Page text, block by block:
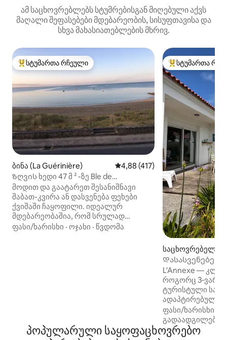
ამ საცხოვრებლებს სტუმრებისგან მიღებული აქვს
მაღალი შეფასებები მდებარეობის, სისუფთავისა და
სხვა მახასიათებლების მხრივ.
სტუმართა რჩეული მოწინავე ვარიანტი
სტუმართა რჩეული
ბინა (La Guérinière) საშუალო შეფასებაა 5‑დან
4,88 (417)
Ზღვის ხედი 47 მ ² -ზე Βle de
Noirmoutier-ზე
მოდით და გაატარეთ შესანიშნავი
შაბათ-კვირა ან დასვენება ფეხები
ქვიშაში ჩაყოფილი. იდეალურ
მდებარეობაშია, რომ სრულად
ისიამოვნოთ ზღვით ნებისმიერ დროს,
სავალზე და ველოსიპედების
ფასი/ხარისხი · ოჯახი · წვდომა
სტუმართა
სტუმართა
საცხოვრებელი
Île de Noirmoutier
L'Annexe —
როგორც
ტურისტული
ადაპტირებული PRM
სახლი
ჩიხში, 700
და „Eloux“
ფასი/ხარისხი
გადაადგილება
პოპულარული საყოფაცხოვრებო